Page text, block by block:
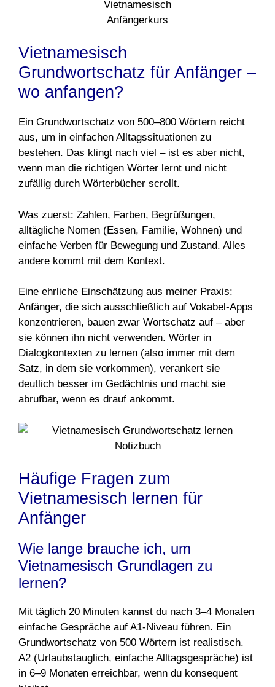
Vietnamesisch
Grundwortschatz für Anfänger –
wo anfangen?
Ein Grundwortschatz von 500–800 Wörtern reicht
aus, um in einfachen Alltagssituationen zu
bestehen. Das klingt nach viel – ist es aber nicht,
wenn man die richtigen Wörter lernt und nicht
zufällig durch Wörterbücher scrollt.
Was zuerst: Zahlen, Farben, Begrüßungen,
alltägliche Nomen (Essen, Familie, Wohnen) und
einfache Verben für Bewegung und Zustand. Alles
andere kommt mit dem Kontext.
Eine ehrliche Einschätzung aus meiner Praxis:
Anfänger, die sich ausschließlich auf Vokabel-Apps
konzentrieren, bauen zwar Wortschatz auf – aber
sie können ihn nicht verwenden. Wörter in
Dialogkontexten zu lernen (also immer mit dem
Satz, in dem sie vorkommen), verankert sie
deutlich besser im Gedächtnis und macht sie
abrufbar, wenn es drauf ankommt.
Häufige Fragen zum
Vietnamesisch lernen für
Anfänger
Wie lange brauche ich, um
Vietnamesisch Grundlagen zu
lernen?
Mit täglich 20 Minuten kannst du nach 3–4 Monaten
einfache Gespräche auf A1-Niveau führen. Ein
Grundwortschatz von 500 Wörtern ist realistisch.
A2 (Urlaubstauglich, einfache Alltagsgespräche) ist
in 6–9 Monaten erreichbar, wenn du konsequent